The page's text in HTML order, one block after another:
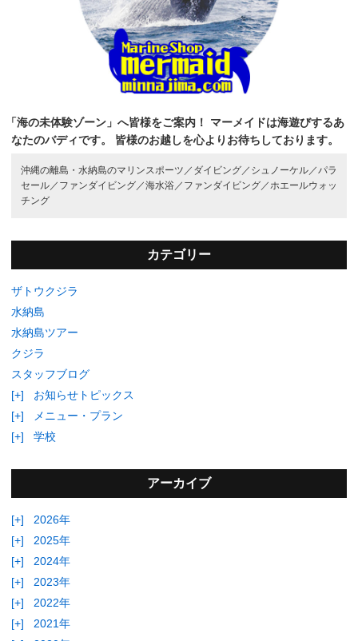
「海の未体験ゾーン」へ皆様をご案内！
マーメイドは海遊びするあ
なたのバディです。
皆様のお越しを心よりお待ちしております。
沖縄の離島・水納島のマリンスポーツ／ ダイビング／ シュノーケル／パラ
セール／ ファンダイビング／海水浴／ ファンダイビング／ホエールウォッ
チング
カテゴリー
ザトウクジラ
水納島
水納島ツアー
クジラ
スタッフブログ
[+]
お知らせトピックス
[+]
メニュー・プラン
[+]
学校
アーカイブ
[+]
2026年
[+]
2025年
[+]
2024年
[+]
2023年
[+]
2022年
[+]
2021年